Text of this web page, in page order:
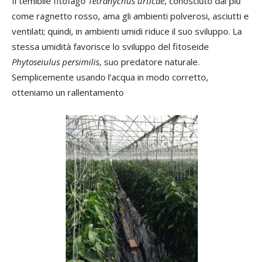
come ragnetto rosso, ama gli ambienti polverosi, asciutti e
ventilati; quindi, in ambienti umidi riduce il suo sviluppo. La
stessa umidità favorisce lo sviluppo del fitoseide
Phytoseiulus persimilis, suo predatore naturale.
Semplicemente usando l’acqua in modo corretto,
otteniamo un rallentamento